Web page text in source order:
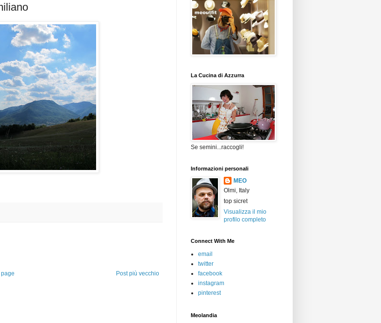
Post più vecchio
page
La Cucina di Azzurra
Se semini...raccogli!
Informazioni personali
MEO
Olmi, Italy
top sicret
Visualizza il mio
profilo completo
Connect With Me
email
twitter
facebook
instagram
pinterest
Meolandia